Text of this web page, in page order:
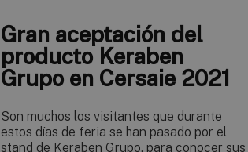
Gran aceptación del
producto Keraben
Grupo en Cersaie 2021
Son muchos los visitantes que durante
estos días de feria se han pasado por el
stand de Keraben Grupo, para conocer sus